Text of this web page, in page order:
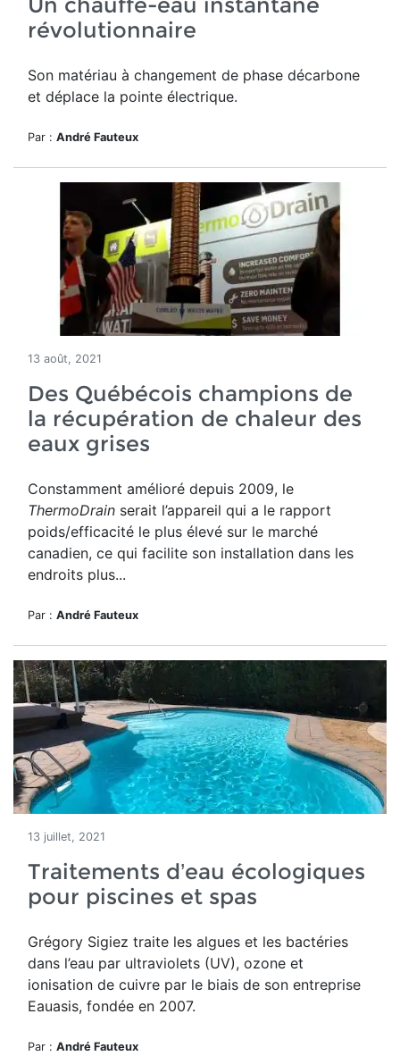
révolutionnaire
Son matériau à changement de phase décarbone
et déplace la pointe électrique.
Par : André Fauteux
13 août, 2021
Des Québécois champions de
la récupération de chaleur des
eaux grises
Constamment amélioré depuis 2009, le
ThermoDrain serait l’appareil qui a le rapport
poids/efficacité le plus élevé sur le marché
canadien, ce qui facilite son installation dans les
endroits plus...
Par : André Fauteux
13 juillet, 2021
Traitements d’eau écologiques
pour piscines et spas
Grégory Sigiez traite les algues et les bactéries
dans l’eau par ultraviolets (UV), ozone et
ionisation de cuivre par le biais de son entreprise
Eauasis, fondée en 2007.
Par : André Fauteux